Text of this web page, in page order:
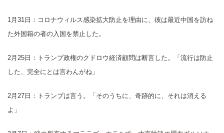
1月31日：コロナウィルス感染拡大防止を理由に、彼は最近中国を訪ね
た外国籍の者の入国を禁止した。
2月25日：トランプ政権のクドロウ経済顧問は断言した。「流行は防止
した、完全にとは言わんがね」
2月27日：トランプは言う。「そのうちに、奇跡的に、それは消える
よ」